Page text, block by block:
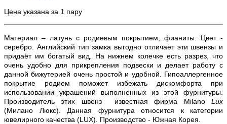
Цена указана за 1 пару
Материал – латунь с родиевым покрытием, фианиты. Цвет -
серебро. Английский тип замка выгодно отличает эти швензы и
придаёт им богатый вид. На нижнем колечке есть разрез, что
очень удобно для прикрепления подвески и делает работу с
данной бижутерией очень простой и удобной. Гипоаллергенное
покрытие родием поможет избежать дискомфорта при
использовании украшений выполненных из этой фурнитуры.
Производитель этих швенз известная фирма
Milano
Lux
(Милано Люкс). Данная фурнитура относится к категории
ювелирного качества (LUX) Производство - Южная Корея.